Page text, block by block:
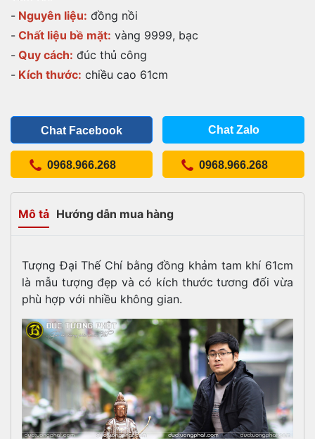
- Nguyên liệu: đồng nồi
- Chất liệu bề mặt: vàng 9999, bạc
- Quy cách: đúc thủ công
- Kích thước: chiều cao 61cm
Chat Facebook Chat Zalo
0968.966.268 0968.966.268
Mô tả Hướng dẫn mua hàng
Tượng Đại Thế Chí bằng đồng khảm tam khí 61cm
là mẫu tượng đẹp và có kích thước tương đối vừa
phù hợp với nhiều không gian.